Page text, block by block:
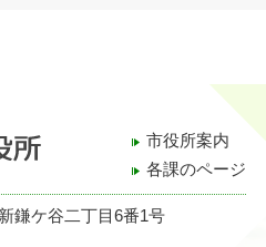
市役所案内
各課のページ
鎌ケ谷二丁目6番1号